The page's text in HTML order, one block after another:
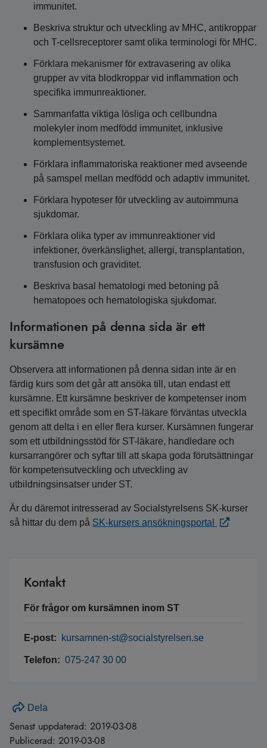
immunitet.
Beskriva struktur och utveckling av MHC, antikroppar
och T-cellsreceptorer samt olika terminologi för MHC.
Förklara mekanismer för extravasering av olika
grupper av vita blodkroppar vid inflammation och
specifika immunreaktioner.
Sammanfatta viktiga lösliga och cellbundna
molekyler inom medfödd immunitet, inklusive
komplementsystemet.
Förklara inflammatoriska reaktioner med avseende
på samspel mellan medfödd och adaptiv immunitet.
Förklara hypoteser för utveckling av autoimmuna
sjukdomar.
Förklara olika typer av immunreaktioner vid
infektioner, överkänslighet, allergi, transplantation,
transfusion och graviditet.
Beskriva basal hematologi med betoning på
hematopoes och hematologiska sjukdomar.
Informationen på denna sida är ett
kursämne
Observera att informationen på denna sidan inte är en
färdig kurs som det går att ansöka till, utan endast ett
kursämne. Ett kursämne beskriver de kompetenser inom
ett specifikt område som en ST-läkare förväntas utveckla
genom att delta i en eller flera kurser. Kursämnen fungerar
som ett utbildningsstöd för ST-läkare, handledare och
kursarrangörer och syftar till att skapa goda förutsättningar
för kompetensutveckling och utveckling av
utbildningsinsatser under ST.
Är du däremot intresserad av Socialstyrelsens SK-kurser
så hittar du dem på SK-kursers ansökningsportal
Kontakt
För frågor om kursämnen inom ST
E-post: kursamnen-st@socialstyrelsen.se
Telefon: 075-247 30 00
Dela
Senast uppdaterad: 2019-03-08
Publicerad: 2019-03-08